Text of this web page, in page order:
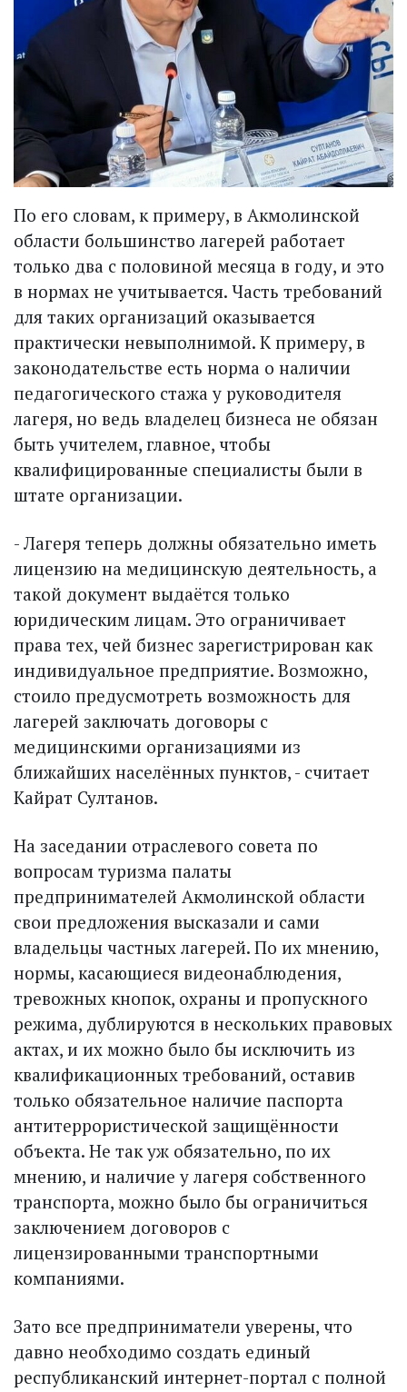
По его словам, к примеру, в Акмолинской
области большинство лагерей работает
только два с половиной месяца в году, и это
в нормах не учитывается. Часть требований
для таких организаций оказывается
практически невыполнимой. К примеру, в
законодательстве есть норма о наличии
педагогического стажа у руководителя
лагеря, но ведь владелец бизнеса не обязан
быть учителем, главное, чтобы
квалифицированные специалисты были в
штате организации.
- Лагеря теперь должны обязательно иметь
лицензию на медицинскую деятельность, а
такой документ выдаётся только
юридическим лицам. Это ограничивает
права тех, чей бизнес зарегистрирован как
индивидуальное предприятие. Возможно,
стоило предусмотреть возможность для
лагерей заключать договоры с
медицинскими организациями из
ближайших населённых пунктов, - считает
Кайрат Султанов.
На заседании отраслевого совета по
вопросам туризма палаты
предпринимателей Акмолинской области
свои предложения высказали и сами
владельцы частных лагерей. По их мнению,
нормы, касающиеся видеонаблюдения,
тревожных кнопок, охраны и пропускного
режима, дублируются в нескольких правовых
актах, и их можно было бы исключить из
квалификационных требований, оставив
только обязательное наличие паспорта
антитеррористической защищённости
объекта. Не так уж обязательно, по их
мнению, и наличие у лагеря собственного
транспорта, можно было бы ограничиться
заключением договоров с
лицензированными транспортными
компаниями.
Зато все предприниматели уверены, что
давно необходимо создать единый
республиканский интернет-портал с полной